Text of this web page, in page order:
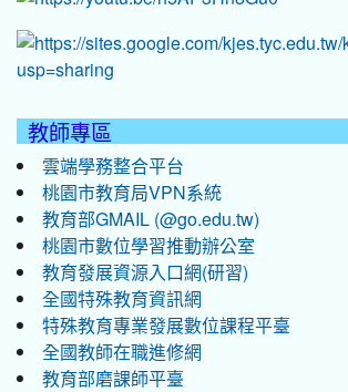
教師專區
雲端學務整合平台
桃園市教育局VPN系統
教育部GMAIL (@go.edu.tw)
桃園市數位學習推動辦公室
教育發展資源入口網(研習)
全國特殊教育資訊網
特殊教育專業發展數位課程平臺
全國教師在職進修網
教育部磨課師平臺